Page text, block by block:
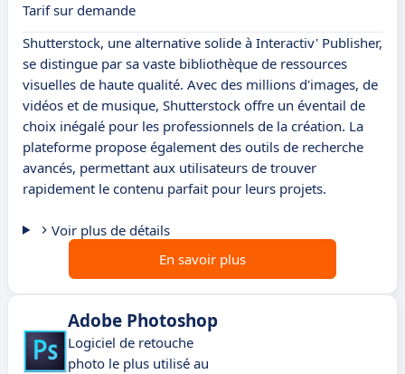
Tarif sur demande
Shutterstock, une alternative solide à Interactiv' Publisher,
se distingue par sa vaste bibliothèque de ressources
visuelles de haute qualité. Avec des millions d'images, de
vidéos et de musique, Shutterstock offre un éventail de
choix inégalé pour les professionnels de la création. La
plateforme propose également des outils de recherche
avancés, permettant aux utilisateurs de trouver
rapidement le contenu parfait pour leurs projets.
Voir plus de détails
En savoir plus
Adobe Photoshop
Logiciel de retouche
photo le plus utilisé au